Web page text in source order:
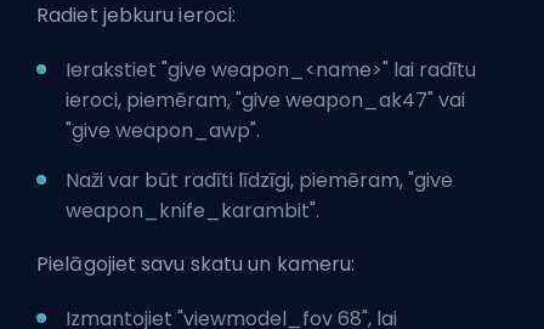
Radiet jebkuru ieroci:
Ierakstiet "give weapon_<name>" lai radītu
ieroci, piemēram, "give weapon_ak47" vai
"give weapon_awp".
Naži var būt radīti līdzīgi, piemēram, "give
weapon_knife_karambit".
Pielāgojiet savu skatu un kameru:
Izmantojiet "viewmodel_fov 68", lai